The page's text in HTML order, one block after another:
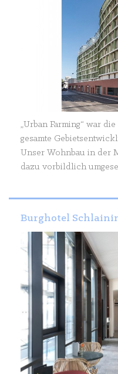
„Urban Farming“ war
gesamte
Unser Wohnbau in der
dazu vorbildlich
Burghotel